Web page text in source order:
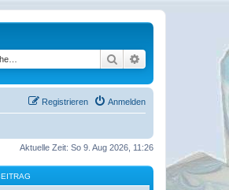
Suche Erweiterte Suche
Anmelden
Registrieren
Aktuelle Zeit: So 9. Aug 2026, 11:26